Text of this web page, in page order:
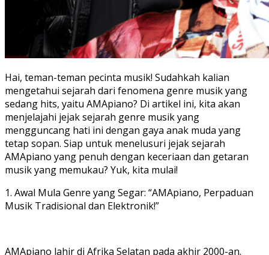
Hai, teman-teman pecinta musik! Sudahkah kalian
mengetahui sejarah dari fenomena genre musik yang
sedang hits, yaitu AMApiano? Di artikel ini, kita akan
menjelajahi jejak sejarah genre musik yang
mengguncang hati ini dengan gaya anak muda yang
tetap sopan. Siap untuk menelusuri jejak sejarah
AMApiano yang penuh dengan keceriaan dan getaran
musik yang memukau? Yuk, kita mulai!
1. Awal Mula Genre yang Segar: “AMApiano, Perpaduan
Musik Tradisional dan Elektronik!”
AMApiano lahir di Afrika Selatan pada akhir 2000-an.